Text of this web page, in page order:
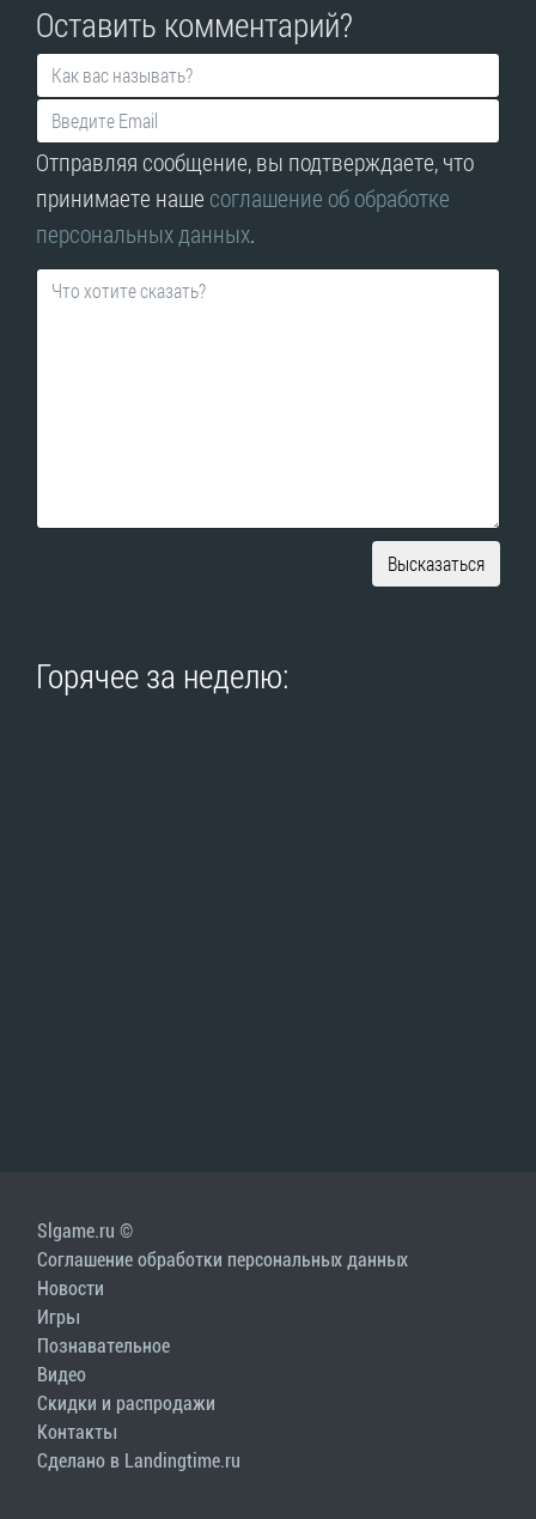
Оставить комментарий?
Отправляя сообщение, вы подтверждаете, что
принимаете наше соглашение об обработке
персональных данных.
Высказаться
Горячее за неделю:
Slgame.ru ©
Соглашение обработки персональных данных
Новости
Игры
Познавательное
Видео
Скидки и распродажи
Контакты
Сделано в Landingtime.ru